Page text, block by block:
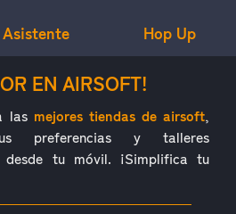
Asistente Hop Up
EN AIRSOFT!
las mejores tiendas de airsoft,
preferencias y talleres
desde tu móvil. ¡Simplifica tu